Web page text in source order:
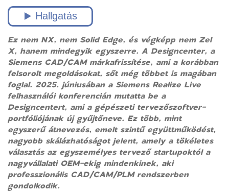
Ez nem NX, nem Solid Edge, és végképp nem Zel
X, hanem mindegyik egyszerre. A Designcenter, a
Siemens CAD/CAM márkafrissítése, ami a korábban
felsorolt megoldásokat, sőt még többet is magában
foglal. 2025. júniusában a Siemens Realize Live
felhasználói konferencián mutatta be a
Designcentert, ami a gépészeti tervezőszoftver-
portfóliójának új gyűjtőneve. Ez több, mint
egyszerű átnevezés, emelt szintű együttműködést,
nagyobb skálázhatóságot jelent, amely a tökéletes
választás az egyszemélyes tervező startupoktól a
nagyvállalati OEM-ekig mindenkinek, aki
professzionális CAD/CAM/PLM rendszerben
gondolkodik.